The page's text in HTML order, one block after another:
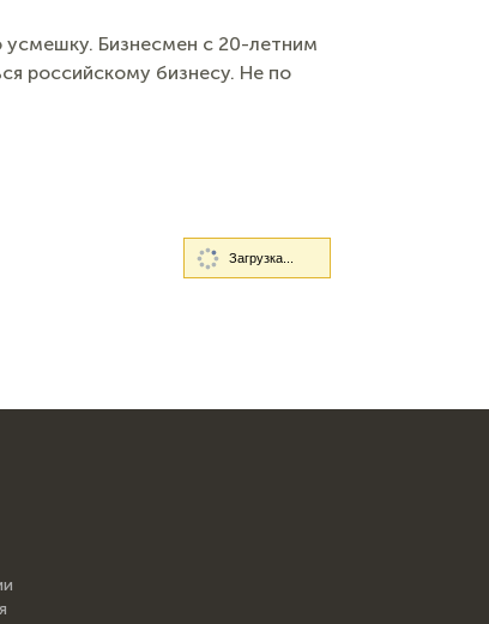
усмешку. Бизнесмен с 20-летним
российскому бизнесу. Не по
Загрузка...